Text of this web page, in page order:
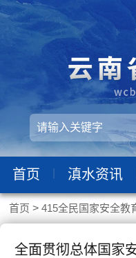
首页 滇水资讯
首页 >415全民国家安全教
全面贯彻总体国家